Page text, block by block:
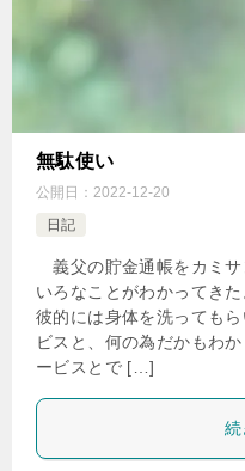
無駄使い
公開日： 2022-12-20
日記
義父の貯金通帳をカミサ
いろなことがわかってき
彼的には身体を洗っても
ビスと、何の為だかもわ
ービスとで […]
続